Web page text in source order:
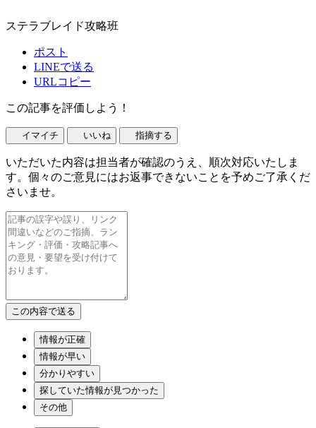
ステラブレイド攻略班
ポスト
LINEで送る
URLコピー
この記事を評価しよう！
イマイチ いいね 指摘する
いただいた内容は担当者が確認のうえ、順次対応いたしま
す。個々のご意見にはお返事できないことを予めご了承くだ
さいませ。
情報が正確
情報が早い
分かりやすい
探していた情報が見つかった
その他